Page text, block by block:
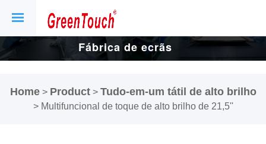
Fábrica de ecrãs
de 16 anos.
Home> Product> Tudo-em-um tátil de alto brilho
> Multifuncional de toque de alto brilho de 21,5''